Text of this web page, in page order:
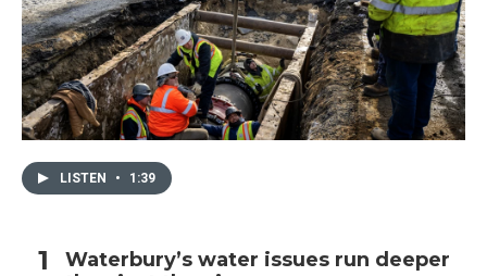
LISTEN • 1:39
Waterbury’s water issues run deeper